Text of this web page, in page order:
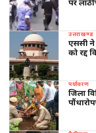
पर
उत्तराखण्ड
एससी ने
को रद्द
पर्यावरण
जिला